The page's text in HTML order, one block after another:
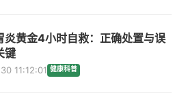
炎黄金4小时自救：正确处置与误
键
11:12:01 健康科普